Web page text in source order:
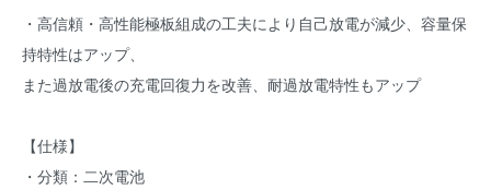
・高信頼・高性能極板組成の工夫により自己放電が減少、容量保
持特性はアップ、
また過放電後の充電回復力を改善、耐過放電特性もアップ
【仕様】
・分類：二次電池